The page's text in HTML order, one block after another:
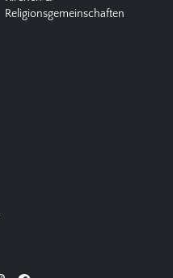
Religionsgemeinschaften